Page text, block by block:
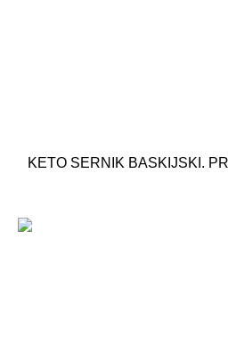
KETO SERNIK BASKIJSKI.